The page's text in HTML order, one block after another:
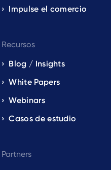
Impulse el comercio
Recursos
Blog / Insights
White Papers
Webinars
Casos de estudio
Partners